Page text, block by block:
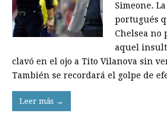
Simeone.
portugués
Chelsea no
aquel
clavó en el ojo a Tito Vilanova sin
También se recordará el golpe de
Leer más →